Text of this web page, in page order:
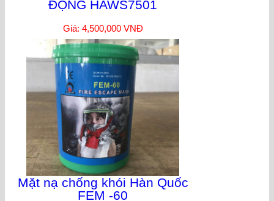
ĐỘNG HAWS7501
Giá: 4,500,000 VNĐ
Mặt nạ chống khói Hàn Quốc
FEM -60